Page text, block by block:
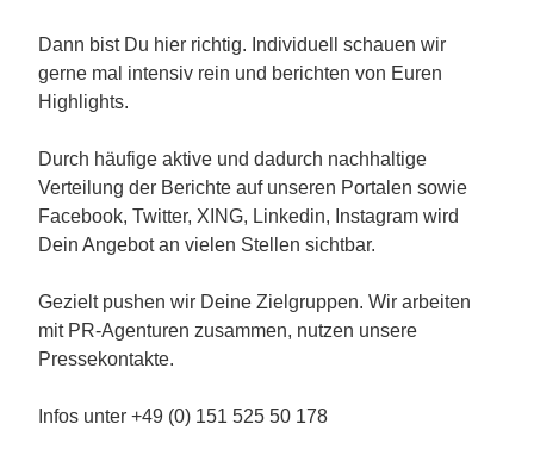
Dann bist Du hier richtig. Individuell schauen wir
gerne mal intensiv rein und berichten von Euren
Highlights.
Durch häufige aktive und dadurch nachhaltige
Verteilung der Berichte auf unseren Portalen sowie
Facebook, Twitter, XING, Linkedin, Instagram wird
Dein Angebot an vielen Stellen sichtbar.
Gezielt pushen wir Deine Zielgruppen. Wir arbeiten
mit PR-Agenturen zusammen, nutzen unsere
Pressekontakte.
Infos unter +49 (0) 151 525 50 178